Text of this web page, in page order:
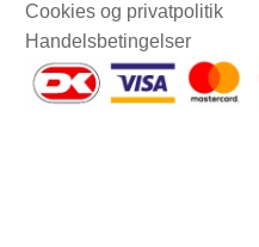
Cookies og privatpolitik
Handelsbetingelser